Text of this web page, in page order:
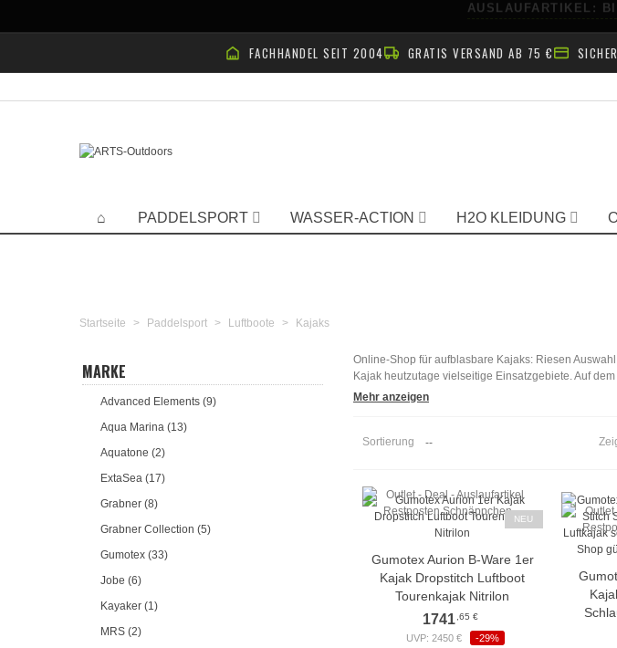
AB NACH
FACHHANDEL SEIT 2004 GRATIS VERSAND AB 75 €
PADDELSPORT WASSER-ACTION H2O KLEIDUNG
Startseite > Paddelsport > Luftboote > Kajaks
MARKE
Advanced Elements (9)
Aqua Marina (13)
Aquatone (2)
ExtaSea (17)
Grabner (8)
Grabner Collection (5)
Gumotex (33)
Jobe (6)
Kayaker (1)
MRS (2)
Online-Shop für aufblasbare Kajaks: Riesen
Kajak heutzutage vielseitige Einsatzgebiete. Auf
Mehr anzeigen
Sortierung --
NEU
Gumotex Aurion B-Ware 1er
Kajak Dropstitch Luftboot
Tourenkajak Nitrilon
1741 ,65 €
UVP: 2450 € -29%